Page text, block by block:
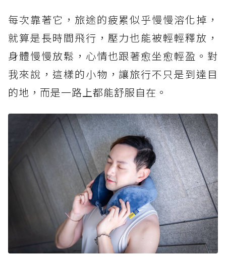
每次靠著它，旅途的疲累似乎慢慢溶化掉，
就算是長時間飛行，壓力也能被輕輕釋放，
身體慢慢放鬆，心情也跟著愈坐愈輕盈。對
我來說，這樣的小物，讓旅行不只是到達目
的地，而是一路上都能舒服自在。